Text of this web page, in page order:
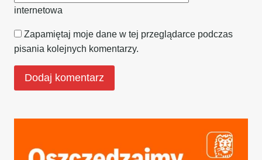
internetowa
Zapamiętaj moje dane w tej przeglądarce podczas
pisania kolejnych komentarzy.